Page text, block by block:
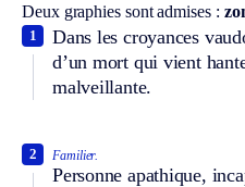
Deux graphies sont admises :
Dans les croyances
d’un mort qui vient
malveillante.
1
Familier.
Personne apathique,
2